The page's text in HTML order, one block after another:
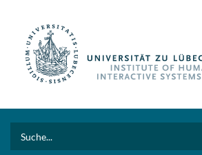
content